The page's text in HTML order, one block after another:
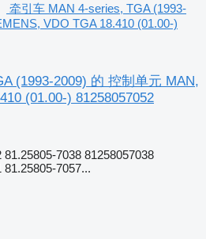
牵引车 MAN 4-series, TGA (1993-
VDO TGA 18.410 (01.00-)
(1993-2009) 的 控制单元 MAN,
(01.00-) 81258057052
7038 81258057038
81.25805-7057...